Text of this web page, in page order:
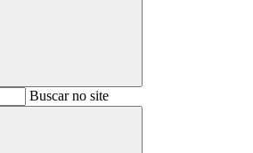
BuscarBuscar no site